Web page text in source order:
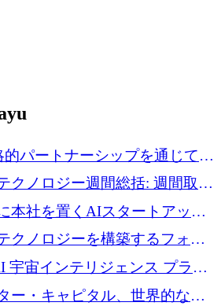
的パートナーシップを通じて通
会社を拡大するための投資部
クノロジー週間総括: 週間取引
ユーロと 2026 年上半期の主要
本社を置くAIスタートアップ
ンドンオフィスを開設
クノロジーを構築するフォト
ルアップに対応する
宇宙インテリジェンス プラッ
大に 1,560 万ユーロを投資
ー・キャピタル、世界的なス